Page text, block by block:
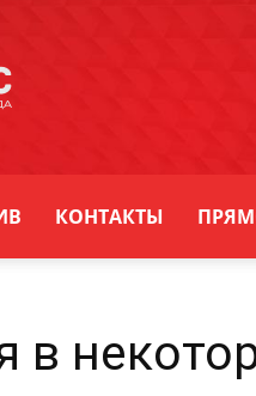
КОНТАКТЫ
в